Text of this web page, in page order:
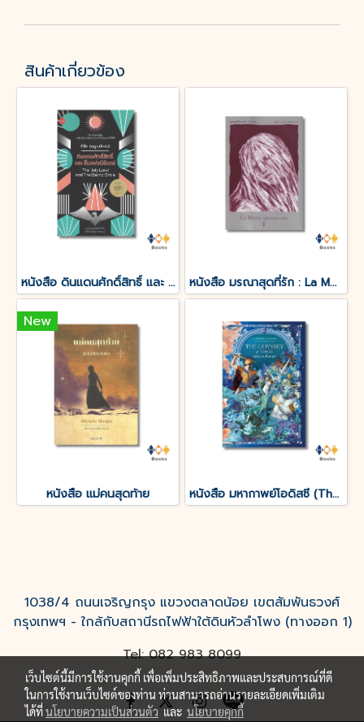
สินค้าเกี่ยวข้อง
หนังสือ ดินแดนศักดิ์สิทธิ์ และ ยิ้มแห่งนิรันดร์ หนังสือ มรณาสุดที่รัก : La Morte amoureuse
New
หนังสือ แม่คนสุดท้าย หนังสือ มหากาพย์โอดิสซี (The Odyssey of Homer)
1038/4 ถนนเจริญกรุง แขวงตลาดน้อย เขตสัมพันธวงศ์
กรุงเทพฯ - ใกล้กับสถานีรถไฟฟ้าใต้ดินหัวลำโพง (ทางออก 1)
Tel: 082 983 8099
เว็บไซต์นี้มีการใช้งานคุกกี้ เพื่อเพิ่มประสิทธิภาพและประสบการณ์ที่ดี
ในการใช้งานเว็บไซต์ของท่าน ท่านสามารถอ่านรายละเอียดเพิ่มเติม
ได้ที่นโยบายความเป็นส่วนตัวและ นโยบายคุกกี้